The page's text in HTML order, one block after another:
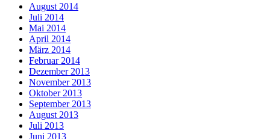
August 2014
Juli 2014
Mai 2014
April 2014
März 2014
Februar 2014
Dezember 2013
November 2013
Oktober 2013
September 2013
August 2013
Juli 2013
Juni 2013